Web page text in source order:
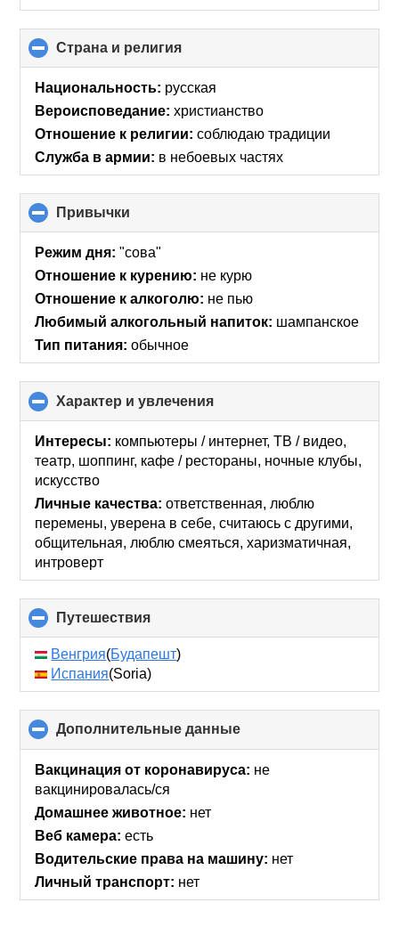
Страна и религия
to
collapse
Национальность: русская
Вероисповедание: христианство
Отношение к религии: соблюдаю традиции
Служба в армии: в небоевых частях
Привычки
to
collapse
Режим дня: "сова"
Отношение к курению: не курю
Отношение к алкоголю: не пью
Любимый алкогольный напиток: шампанское
Тип питания: обычное
Характер и увлечения
to
collapse
contents
Интересы: компьютеры / интернет, ТВ / видео,
театр, шоппинг, кафе / рестораны, ночные клубы,
искусcтво
Личные качества: ответственная, люблю
перемены, уверена в себе, считаюсь с другими,
общительная, люблю смеяться, харизматичная,
интроверт
Путешествия
to
collapse
contents
Венгрия(Будапешт)
Испания(Soria)
Дополнительные данные
to
collapse
Вакцинация от коронавируса: не
вакцинировалась/ся
Домашнее животное: нет
Веб камера: есть
Водительские права на машину: нет
Личный транспорт: нет